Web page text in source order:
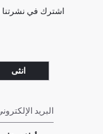
اشترك في نشرتنا
انثى
البريد